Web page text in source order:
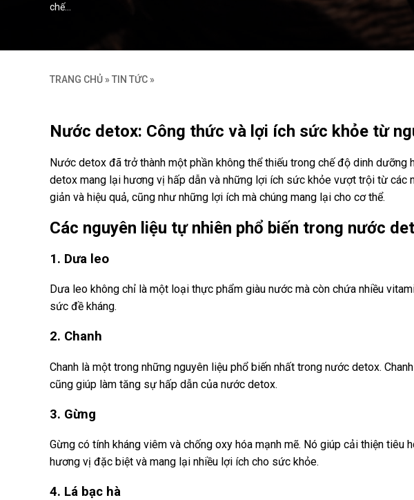
chế…
TRANG CHỦ » TIN TỨC »
Nước detox: Công thức và lợi ích sức khỏe từ
Nước detox đã trở thành một phần không thể thiếu trong chế độ dinh
detox mang lại hương vị hấp dẫn và những lợi ích sức khỏe vượt trội từ các
giản và hiệu quả, cũng như những lợi ích mà chúng mang lại cho cơ thể.
Các nguyên liệu tự nhiên phổ biến trong nước
1. Dưa leo
Dưa leo không chỉ là một loại thực phẩm giàu nước mà còn chứa nhiều
sức đề kháng.
2. Chanh
Chanh là một trong những nguyên liệu phổ biến nhất trong nước detox.
cũng giúp làm tăng sự hấp dẫn của nước detox.
3. Gừng
Gừng có tính kháng viêm và chống oxy hóa mạnh mẽ. Nó giúp cải thiện
hương vị đặc biệt và mang lại nhiều lợi ích cho sức khỏe.
4. Lá bạc hà